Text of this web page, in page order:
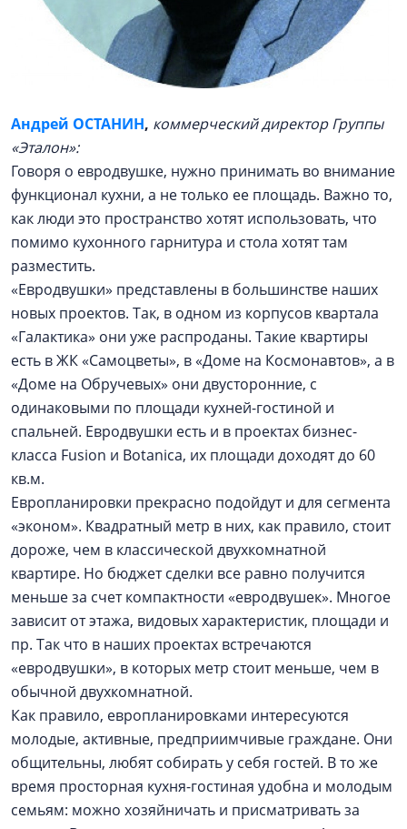
Андрей ОСТАНИН, коммерческий директор Группы
«Эталон»:
Говоря о евродвушке, нужно принимать во внимание
функционал кухни, а не только ее площадь. Важно то,
как люди это пространство хотят использовать, что
помимо кухонного гарнитура и стола хотят там
разместить.
«Евродвушки» представлены в большинстве наших
новых проектов. Так, в одном из корпусов квартала
«Галактика» они уже распроданы. Такие квартиры
есть в ЖК «Самоцветы», в «Доме на Космонавтов», а в
«Доме на Обручевых» они дву­сторонние, с
одинаковыми по площади кухней-гостиной и
спальней. Евродвушки есть и в проектах бизнес-
класса Fusion и Botanica, их площади доходят до 60
кв.м.
Европланировки прекрасно подойдут и для сегмента
«эконом». Квадратный метр в них, как правило, стоит
дороже, чем в классической двухкомнатной
квартире. Но бюджет сделки все равно получится
меньше за счет компактности «евродвушек». Многое
зависит от этажа, видовых характеристик, площади и
пр. Так что в наших проектах встречаются
«евродвушки», в которых метр стоит меньше, чем в
обычной двухкомнатной.
Как правило, европланировками интересуются
молодые, активные, предприимчивые граждане. Они
общительны, любят собирать у себя гостей. В то же
время просторная кухня-гостиная удобна и молодым
семьям: можно хозяйничать и присматривать за